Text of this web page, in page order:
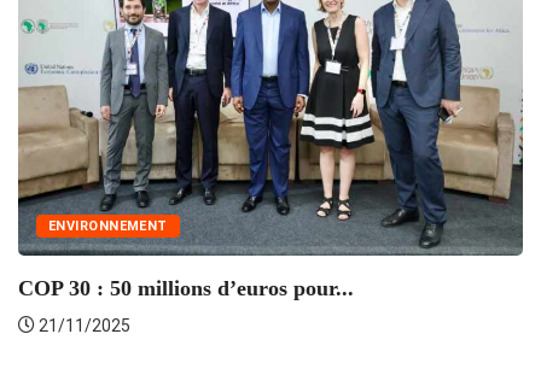
ENVIRONNEMENT
COP 30 : 50 millions d’euros pour...
21/11/2025